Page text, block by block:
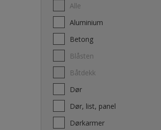
Alle
Aluminium
Betong
Blåsten
Båtdekk
Dør
Dør, list, panel
Dørkarmer